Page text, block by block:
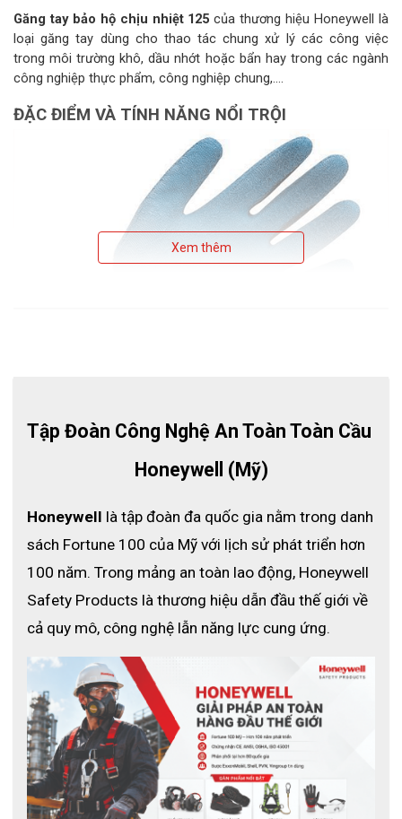
Găng tay bảo hộ chịu nhiệt 125 của thương hiệu Honeywell là
loại găng tay dùng cho thao tác chung xử lý các công việc
trong môi trường khô, dầu nhớt hoặc bẩn hay trong các ngành
công nghiệp thực phẩm, công nghiệp chung,....
ĐẶC ĐIỂM VÀ TÍNH NĂNG NỔI TRỘI
- Được làm từ chất liệu sợi Nylon nên khả năng chống cắt và độ
bền cao
- Thiết kế linh hoạt với khoảng cách phù hợp giữa các ngón và
sát vào mỗi ngón tay, giúp dễ dàng thao tác trong các môi
trường đòi hỏi những kỹ thật xử lý chính xác
- Cấu tạo đan sát giúp ngăn chặn bụi bẩn và làm tăng khả năng
chống cắt
- Lớp phủ latex trong lòng bàn tay và các đầu ngón tay giúp
tăng khả năng chống mài mòn
- Kỹ thuật đan hoàn hảo (gause 13) hạn chế bụi bẩn và cảm
nhận tiếp xúc tốt
THÔNG SỐ KỸ THUẬT
- Mã sản phẩm :125
Xem thêm
Tập Đoàn Công Nghệ An Toàn Toàn Cầu
Honeywell (Mỹ)
Honeywell là tập đoàn đa quốc gia nằm trong danh
sách Fortune 100 của Mỹ với lịch sử phát triển hơn
100 năm. Trong mảng an toàn lao động, Honeywell
Safety Products là thương hiệu dẫn đầu thế giới về
cả quy mô, công nghệ lẫn năng lực cung ứng.